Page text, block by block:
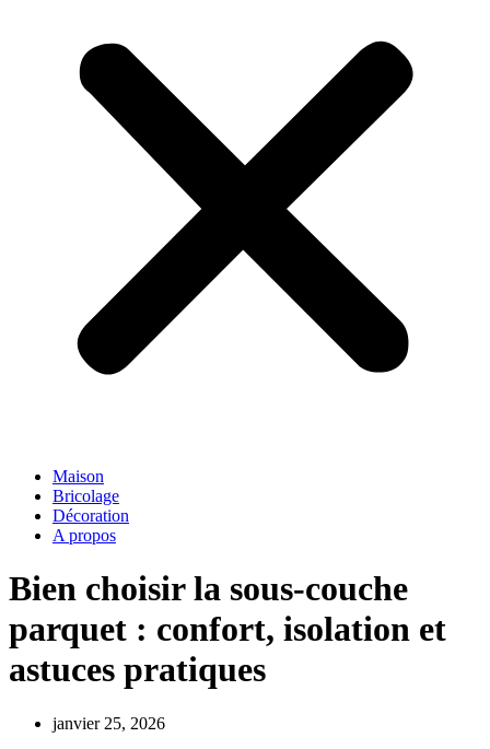
Maison
Bricolage
Décoration
A propos
Bien choisir la sous-couche
parquet : confort, isolation et
astuces pratiques
janvier 25, 2026